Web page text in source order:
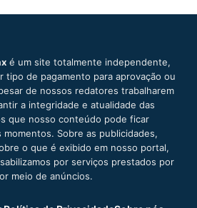
é um site totalmente independente,
tipo de pagamento para aprovação ou
de nossos redatores trabalharem
a integridade e atualidade das
que nosso conteúdo pode ficar
Sobre as publicidades,
o que é exibido em nosso portal,
por serviços prestados por
meio de anúncios.